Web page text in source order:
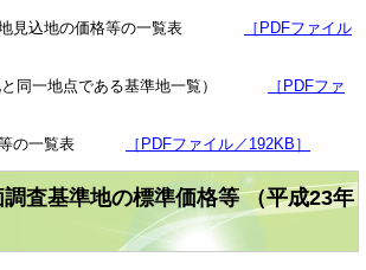
込地の価格等の一覧表
［PDFファイル
地点である基準地一覧）
［PDFファ
の一覧表 ［PDFファイル／192KB］
査基準地の標準価格等 （平成23年